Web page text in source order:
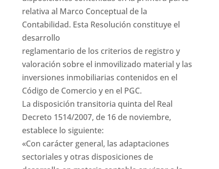
relativa al Marco Conceptual de la
Contabilidad. Esta Resolución constituye el
desarrollo
reglamentario de los criterios de registro y
valoración sobre el inmovilizado material y las
inversiones inmobiliarias contenidos en el
Código de Comercio y en el PGC.
La disposición transitoria quinta del Real
Decreto 1514/2007, de 16 de noviembre,
establece lo siguiente:
«Con carácter general, las adaptaciones
sectoriales y otras disposiciones de